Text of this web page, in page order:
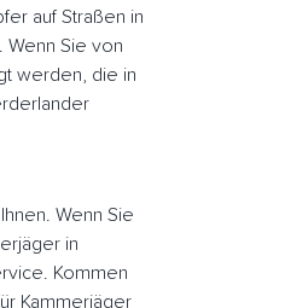
auf Straßen in
Wenn Sie von
werden, die in
Wenn Sie
in
Kommen
Kammerjäger